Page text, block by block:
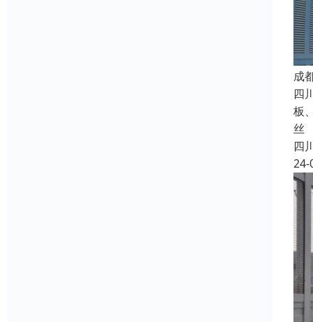
成
四
板
丝
四
24-